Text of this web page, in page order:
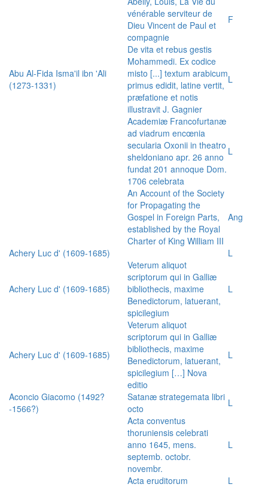
vénérable serviteur de
Dieu Vincent de Paul et
compagnie
F
Abu Al-Fida Isma'il ibn 'Ali
(1273-1331)
De vita et rebus gestis
Mohammedi. Ex codice
misto [...] textum arabicum
primus edidit, latine vertit,
præfatione et notis
illustravit J. Gagnier
L
Academiæ Francofurtanæ
ad viadrum encœnia
secularia Oxonii in theatro
sheldoniano apr. 26 anno
fundat 201 annoque Dom.
1706 celebrata
L
An Account of the Society
for Propagating the
Gospel in Foreign Parts,
established by the Royal
Charter of King William III
Ang
Achery Luc d' (1609-1685) L
Achery Luc d' (1609-1685)
Veterum aliquot
scriptorum qui in Galliæ
bibliothecis, maxime
Benedictorum, latuerant,
spicilegium
L
Achery Luc d' (1609-1685)
Veterum aliquot
scriptorum qui in Galliæ
bibliothecis, maxime
Benedictorum, latuerant,
spicilegium […] Nova
editio
L
Aconcio Giacomo (1492?
-1566?)
Satanæ strategemata libri
octo
L
Acta conventus
thoruniensis celebrati
anno 1645, mens.
septemb. octobr.
novembr.
L
Acta eruditorum
L